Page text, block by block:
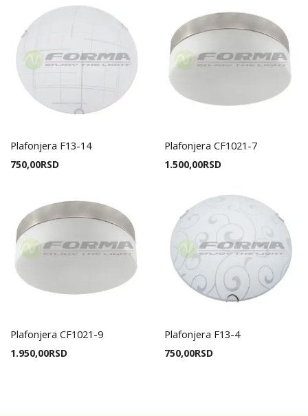
Plafonjera F13-14
750,00RSD
Plafonjera CF1021-7
1.500,00RSD
Plafonjera CF1021-9
1.950,00RSD
Plafonjera F13-4
750,00RSD